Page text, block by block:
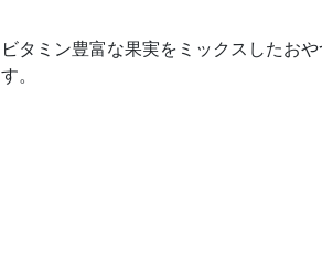
ビタミン豊富な果実をミックスしたお
す。